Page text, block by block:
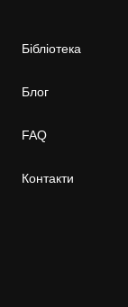
Бібліотека
Блог
FAQ
Контакти